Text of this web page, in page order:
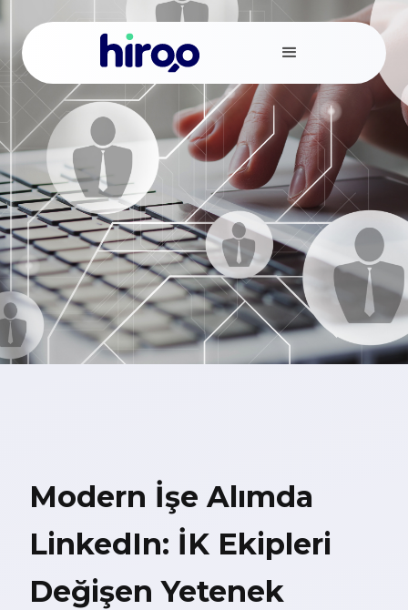
Modern İşe Alımda
LinkedIn: İK Ekipleri
Değişen Yetenek